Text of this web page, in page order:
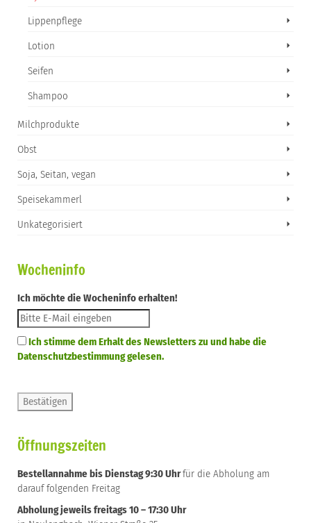
Lippenpflege
Lotion
Seifen
Shampoo
Milchprodukte
Obst
Soja, Seitan, vegan
Speisekammerl
Unkategorisiert
Wocheninfo
Ich möchte die Wocheninfo erhalten!
Ich stimme dem Erhalt des Newsletters zu und habe die
Datenschutzbestimmung gelesen.
Öffnungszeiten
Bestellannahme bis Dienstag 9:30 Uhrfür die Abholung am
darauf folgenden Freitag
Abholung jeweils freitags 10 – 17:30 Uhr